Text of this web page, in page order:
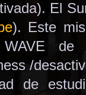
El
). Este
WAVE de
/
de